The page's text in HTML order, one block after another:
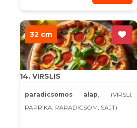
32 cm
14. VIRSLIS
paradicsomos alap, (VIRSLI,
PAPRIKA, PARADICSOM, SAJT)